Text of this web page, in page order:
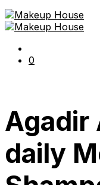
0
Agadir
daily